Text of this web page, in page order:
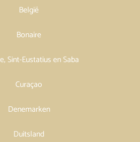
België
Bonaire
Sint-Eustatius en Saba
Curaçao
Denemarken
Duitsland